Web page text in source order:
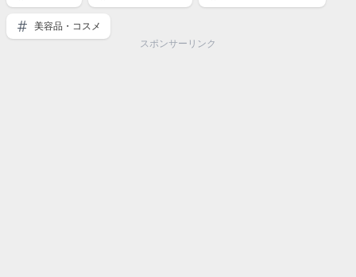
美容品・コスメ
スポンサーリンク